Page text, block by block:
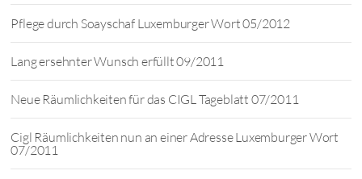
Pflege durch Soayschaf Luxemburger Wort 05/2012
Lang ersehnter Wunsch erfüllt 09/2011
Neue Räumlichkeiten für das CIGL Tageblatt 07/2011
Cigl Räumlichkeiten nun an einer Adresse Luxemburger Wort
07/2011